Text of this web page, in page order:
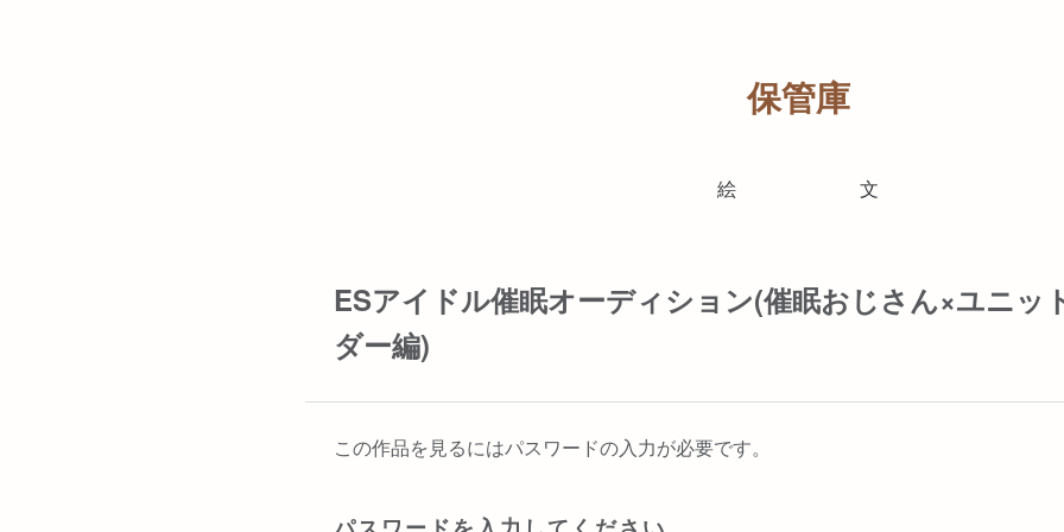
保管庫
絵 文
ESアイドル催眠オーディション(催眠おじさん×ユニッ
ダー編)
この作品を見るにはパスワードの入力が必要です。